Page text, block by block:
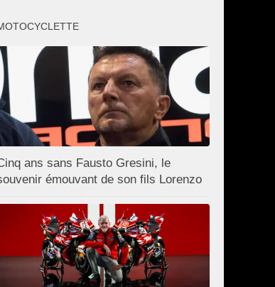
ans sans Fausto Gresini, le
émouvant de son fils Lorenzo